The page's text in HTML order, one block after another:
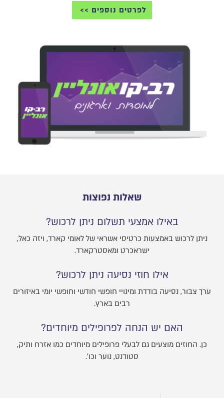
לפרטים נוספים
שאלות נפוצות
באילו אמצעי תשלום ניתן לרכוש?
ניתן לרכוש באמצעות כרטיסי אשראי של לאומי קארד, ויזה כאל,
ישראכרט ומאסטרקארד.
אילו חוזי נסיעה ניתן לרכוש?
ערך צבור, נסיעה בודדת ומינויי חופשי חודשי וחופשי יומי באיזורים
רבים בארץ.
האם יש הנחה לפרופילים מיוחדים?
כן. החוזים מוצעים גם לבעלי פרופילים מיוחדים כמו אזרח ותיק,
סטודנט, נוער וכו'.